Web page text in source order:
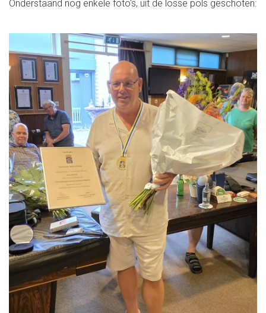
Onderstaand nog enkele foto's, uit de losse pols geschoten: